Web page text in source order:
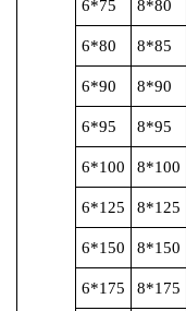
6*75 8*80
6*80 8*85
6*90 8*90
6*95 8*95
6*100 8*100
6*125 8*125
6*150 8*150
6*175 8*175